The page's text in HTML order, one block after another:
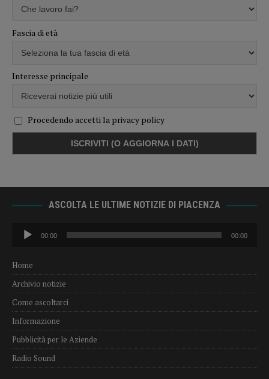
Fascia di età
Interesse principale
Procedendo accetti la privacy policy
ASCOLTA LE ULTIME NOTIZIE DI PIACENZA
Audio
Player
00:00 00:00
Home
Archivio notizie
Come ascoltarci
Informazione
Pubblicità per le Aziende
Radio Sound